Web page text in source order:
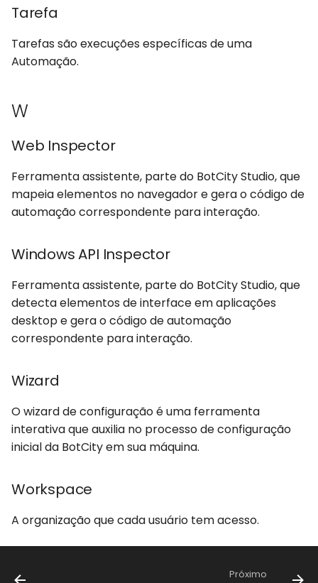
Tarefa
Tarefas são execuções específicas de uma
Automação.
W
Web Inspector
Ferramenta assistente, parte do BotCity Studio, que
mapeia elementos no navegador e gera o código de
automação correspondente para interação.
Windows API Inspector
Ferramenta assistente, parte do BotCity Studio, que
detecta elementos de interface em aplicações
desktop e gera o código de automação
correspondente para interação.
Wizard
O wizard de configuração é uma ferramenta
interativa que auxilia no processo de configuração
inicial da BotCity em sua máquina.
Workspace
A organização que cada usuário tem acesso.
Próximo